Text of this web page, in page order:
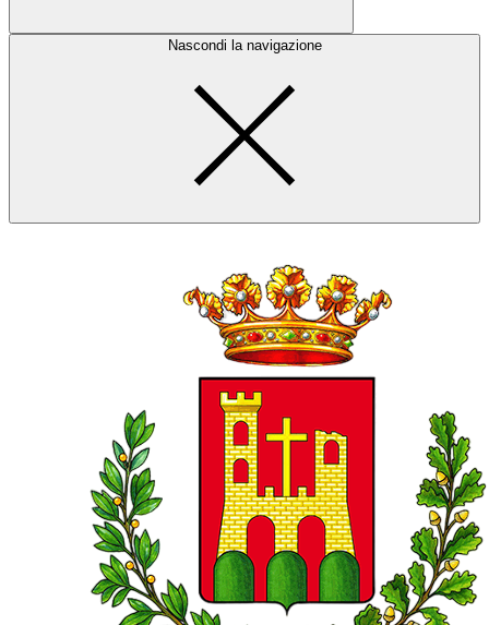
Nascondi la navigazione